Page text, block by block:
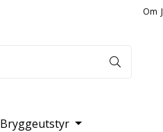
Om
Bryggeutstyr